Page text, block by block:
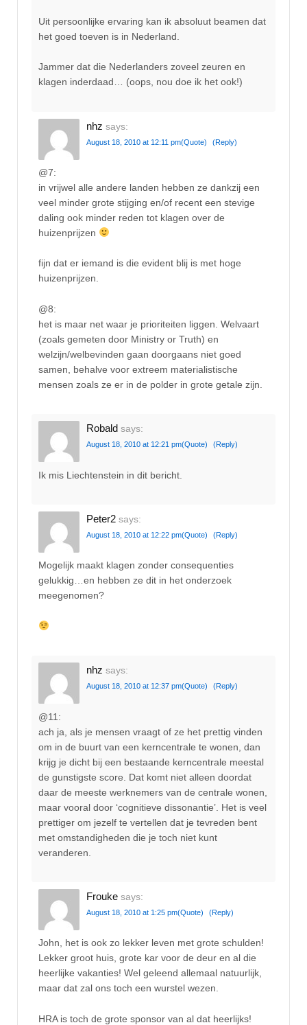
Uit persoonlijke ervaring kan ik absoluut beamen dat
het goed toeven is in Nederland.
Jammer dat die Nederlanders zoveel zeuren en
klagen inderdaad… (oops, nou doe ik het ook!)
nhz says:
August 18, 2010 at 12:11 pm(Quote) (Reply)
@7:
in vrijwel alle andere landen hebben ze dankzij een
veel minder grote stijging en/of recent een stevige
daling ook minder reden tot klagen over de
huizenprijzen
fijn dat er iemand is die evident blij is met hoge
huizenprijzen.
@8:
het is maar net waar je prioriteiten liggen. Welvaart
(zoals gemeten door Ministry or Truth) en
welzijn/welbevinden gaan doorgaans niet goed
samen, behalve voor extreem materialistische
mensen zoals ze er in de polder in grote getale zijn.
Robald says:
August 18, 2010 at 12:21 pm(Quote) (Reply)
Ik mis Liechtenstein in dit bericht.
Peter2 says:
August 18, 2010 at 12:22 pm(Quote) (Reply)
Mogelijk maakt klagen zonder consequenties
gelukkig…en hebben ze dit in het onderzoek
meegenomen?
nhz says:
August 18, 2010 at 12:37 pm(Quote) (Reply)
@11:
ach ja, als je mensen vraagt of ze het prettig vinden
om in de buurt van een kerncentrale te wonen, dan
krijg je dicht bij een bestaande kerncentrale meestal
de gunstigste score. Dat komt niet alleen doordat
daar de meeste werknemers van de centrale wonen,
maar vooral door ‘cognitieve dissonantie’. Het is veel
prettiger om jezelf te vertellen dat je tevreden bent
met omstandigheden die je toch niet kunt
veranderen.
Frouke says:
August 18, 2010 at 1:25 pm(Quote) (Reply)
John, het is ook zo lekker leven met grote schulden!
Lekker groot huis, grote kar voor de deur en al die
heerlijke vakanties! Wel geleend allemaal natuurlijk,
maar dat zal ons toch een wurstel wezen.
HRA is toch de grote sponsor van al dat heerlijks!